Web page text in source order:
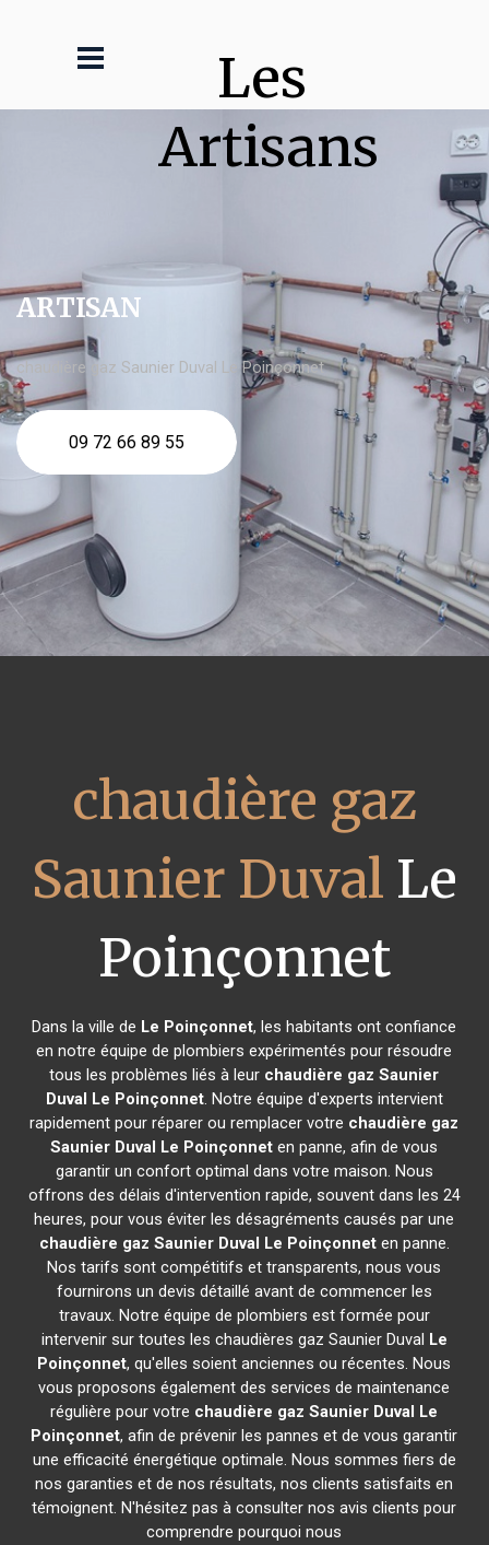
Les
Artisans
ARTISAN
chaudière gaz Saunier Duval Le Poinçonnet
09 72 66 89 55
chaudière gaz
Saunier Duval Le
Poinçonnet
Dans la ville de Le Poinçonnet, les habitants ont confiance
en notre équipe de plombiers expérimentés pour résoudre
tous les problèmes liés à leur chaudière gaz Saunier
Duval Le Poinçonnet. Notre équipe d'experts intervient
rapidement pour réparer ou remplacer votre chaudière gaz
Saunier Duval Le Poinçonnet en panne, afin de vous
garantir un confort optimal dans votre maison. Nous
offrons des délais d'intervention rapide, souvent dans les 24
heures, pour vous éviter les désagréments causés par une
chaudière gaz Saunier Duval Le Poinçonneten panne.
Nos tarifs sont compétitifs et transparents, nous vous
fournirons un devis détaillé avant de commencer les
travaux. Notre équipe de plombiers est formée pour
intervenir sur toutes les chaudières gaz Saunier Duval Le
Poinçonnet, qu'elles soient anciennes ou récentes. Nous
vous proposons également des services de maintenance
régulière pour votre chaudière gaz Saunier Duval Le
Poinçonnet, afin de prévenir les pannes et de vous garantir
une efficacité énergétique optimale. Nous sommes fiers de
nos garanties et de nos résultats, nos clients satisfaits en
témoignent. N'hésitez pas à consulter nos avis clients pour
comprendre pourquoi nous